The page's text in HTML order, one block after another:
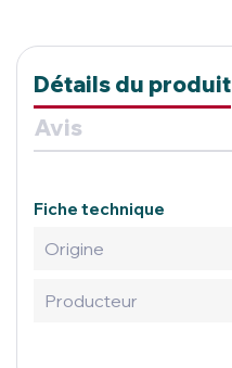
Détails du produit
Avis
Fiche technique
Origine
Producteur